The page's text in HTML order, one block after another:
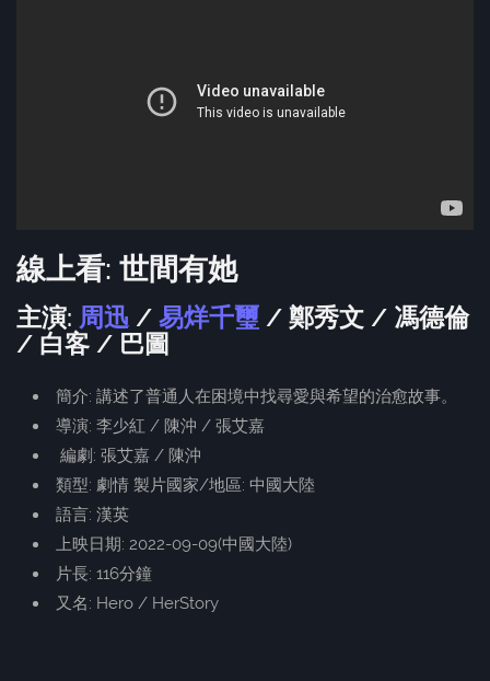
線上看: 世間有她
主演: 周迅 / 易烊千璽 / 鄭秀文 / 馮德倫
/ 白客 / 巴圖
簡介: 講述了普通人在困境中找尋愛與希望的治愈故事。
導演: 李少紅 / 陳沖 / 張艾嘉
編劇: 張艾嘉 / 陳沖
類型: 劇情 製片國家/地區: 中國大陸
語言: 漢英
上映日期: 2022-09-09(中國大陸)
片長: 116分鐘
又名: Hero / HerStory